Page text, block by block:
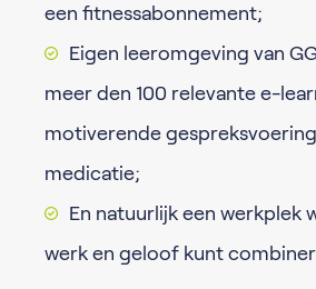
een fitnessabonnement;
Eigen leeromgeving van
meer den 100 relevante e-
motiverende
medicatie;
En natuurlijk een werkplek
werk en geloof kunt